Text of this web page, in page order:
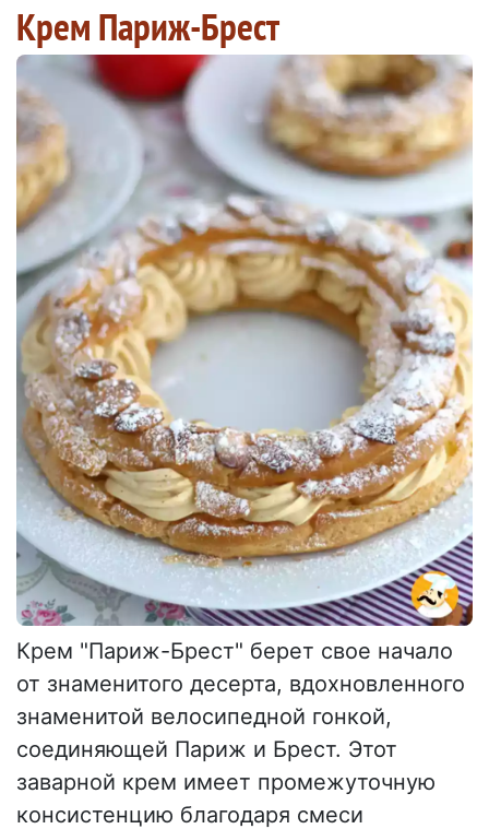
Крем Париж-Брест
Крем "Париж-Брест" берет свое начало
от знаменитого десерта, вдохновленного
знаменитой велосипедной гонкой,
соединяющей Париж и Брест. Этот
заварной крем имеет промежуточную
консистенцию благодаря смеси